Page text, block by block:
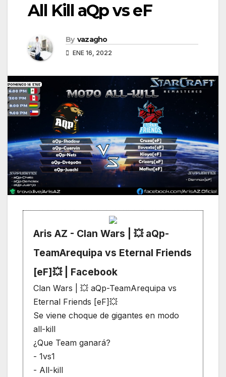
All Kill aQp vs eF
By vazagho
ENE 16, 2022
Aris AZ - Clan Wars | 💥 aQp-
TeamArequipa vs Eternal Friends
[eF]💥 | Facebook
Clan Wars | 💥 aQp-TeamArequipa vs
Eternal Friends [eF]💥
Se viene choque de gigantes en modo
all-kill
¿Que Team ganará?
- 1vs1
- All-kill